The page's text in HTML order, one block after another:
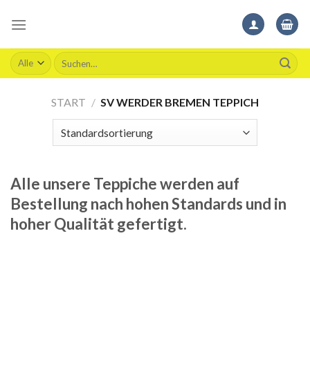
Suchen
nach:
START / SV WERDER BREMEN TEPPICH
Alle unsere Teppiche werden auf
Bestellung nach hohen Standards und in
hoher Qualität gefertigt.